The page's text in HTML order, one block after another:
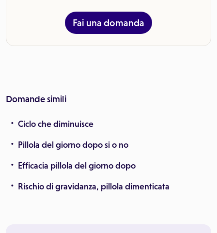
Fai una domanda
Domande simili
Ciclo che diminuisce
Pillola del giorno dopo si o no
Efficacia pillola del giorno dopo
Rischio di gravidanza, pillola dimenticata